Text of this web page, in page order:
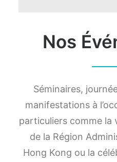
Nos
Séminaires,
manifestations à
particuliers comme la
de la Région
Hong Kong ou la